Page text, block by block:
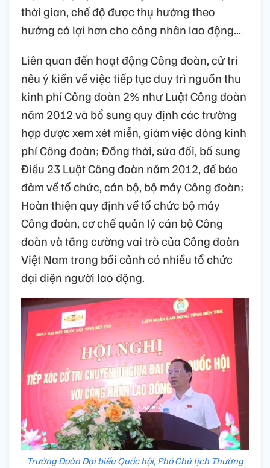
thời gian, chế độ được thụ hưởng theo
hướng có lợi hơn cho công nhân lao động...
Liên quan đến hoạt động Công đoàn, cử tri
nêu ý kiến về việc tiếp tục duy trì nguồn thu
kinh phí Công đoàn 2% như Luật Công đoàn
năm 2012 và bổ sung quy định các trường
hợp được xem xét miễn, giảm việc đóng kinh
phí Công đoàn; Đồng thời, sửa đổi, bổ sung
Điều 23 Luật Công đoàn năm 2012, để bảo
đảm về tổ chức, cán bộ, bộ máy Công đoàn;
Hoàn thiện quy định về tổ chức bộ máy
Công đoàn, cơ chế quản lý cán bộ Công
đoàn và tăng cường vai trò của Công đoàn
Việt Nam trong bối cảnh có nhiều tổ chức
đại diện người lao động.
Trưởng Đoàn Đại biểu Quốc hội, Phó Chủ tịch Thường